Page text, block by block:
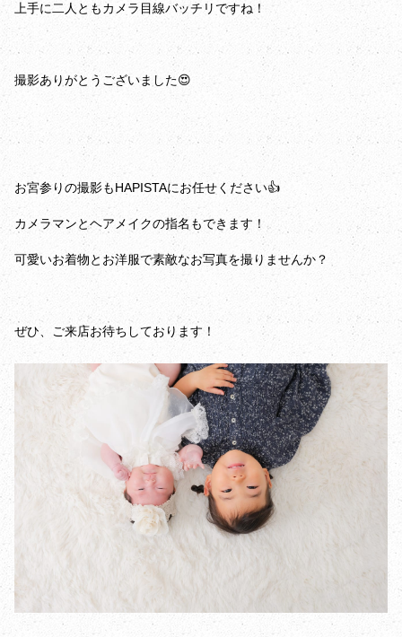
上手に二人ともカメラ目線バッチリですね！
撮影ありがとうございました😍
お宮参りの撮影もHAPISTAにお任せください👍
カメラマンとヘアメイクの指名もできます！
可愛いお着物とお洋服で素敵なお写真を撮りませんか？
ぜひ、ご来店お待ちしております！